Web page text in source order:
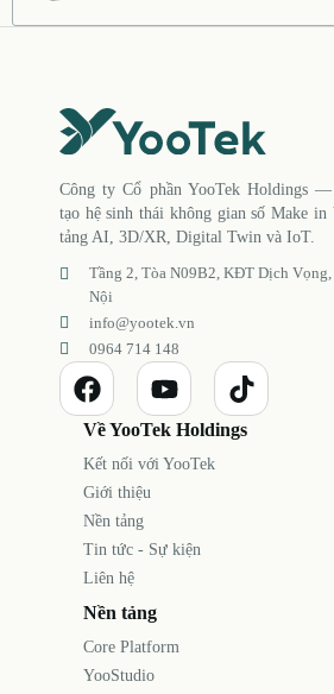
Công ty Cổ phần YooTek Holdings
tạo hệ sinh thái không gian số Make in
tảng AI, 3D/XR, Digital Twin và IoT.
Tầng 2, Tòa N09B2, KĐT Dịch Vọng,
Nội
info@yootek.vn
0964 714 148
Về YooTek Holdings
Kết nối với YooTek
Giới thiệu
Nền tảng
Tin tức - Sự kiện
Liên hệ
Nền tảng
Core Platform
YooStudio